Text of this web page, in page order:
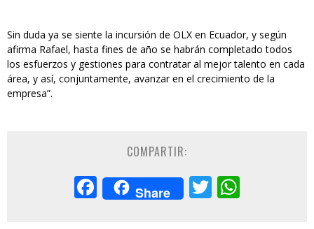
Sin duda ya se siente la incursión de OLX en Ecuador, y según
afirma Rafael, hasta fines de año se habrán completado todos
los esfuerzos y gestiones para contratar al mejor talento en cada
área, y así, conjuntamente, avanzar en el crecimiento de la
empresa”.
COMPARTIR:
Facebook
Share Twitter